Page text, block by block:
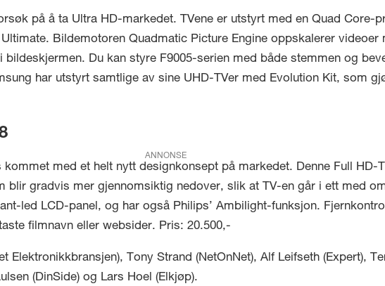
på å ta Ultra HD-markedet. TVene er utstyrt med en Quad Core-
Bildemotoren Quadmatic Picture Engine oppskalerer videoer
Du kan styre F9005-serien med både stemmen og
har utstyrt samtlige av sine UHD-TVer med Evolution Kit, som
ANNONSE
med et helt nytt designkonsept på markedet. Denne Full HD-
blir gradvis mer gjennomsiktig nedover, slik at TV-en går i ett med
led LCD-panel, og har også Philips’ Ambilight-funksjon.
filmnavn eller websider. Pris: 20.500,-
Elektronikkbransjen), Tony Strand (NetOnNet), Alf Leifseth (Expert),
(DinSide) og Lars Hoel (Elkjøp).